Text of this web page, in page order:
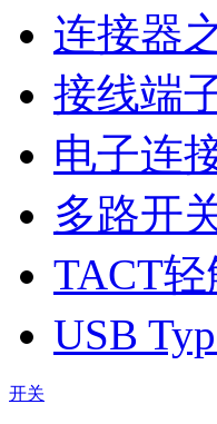
连接器
接线端
电子连
多路开
TACT
USB
开关